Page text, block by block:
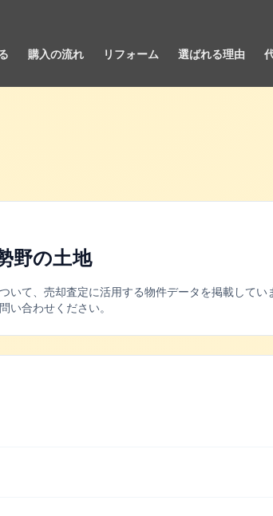
購入の流れ リフォーム 選ばれる理由
野の土地
いて、売却査定に活用する物件データを掲載してい
い合わせください。